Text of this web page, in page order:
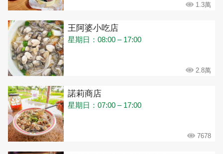
1.3萬
王阿婆小吃店
星期日：08:00 – 17:00
2.8萬
諾莉商店
星期日：07:00 – 17:00
7678